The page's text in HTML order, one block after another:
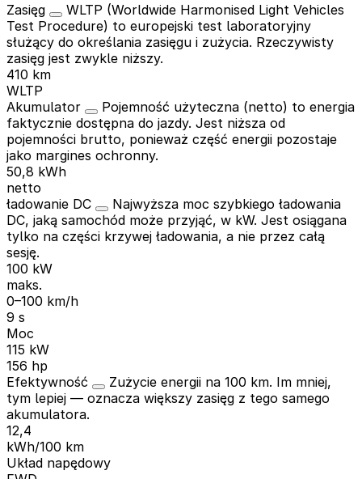
Zasięg
WLTP (Worldwide Harmonised Light Vehicles
Test Procedure) to europejski test laboratoryjny
służący do określania zasięgu i zużycia. Rzeczywisty
zasięg jest zwykle niższy.
410 km
WLTP
Akumulator
Pojemność użyteczna (netto) to energia
faktycznie dostępna do jazdy. Jest niższa od
pojemności brutto, ponieważ część energii pozostaje
jako margines ochronny.
50,8 kWh
netto
ładowanie DC
Najwyższa moc szybkiego ładowania
DC, jaką samochód może przyjąć, w kW. Jest osiągana
tylko na części krzywej ładowania, a nie przez całą
sesję.
100 kW
maks.
0–100 km/h
9 s
Moc
115 kW
156 hp
Efektywność
Zużycie energii na 100 km. Im mniej,
tym lepiej — oznacza większy zasięg z tego samego
akumulatora.
12,4
kWh/100 km
Układ napędowy